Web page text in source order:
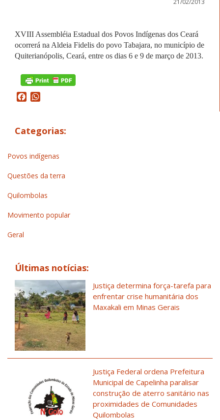
XVIII Assembléia Estadual dos Povos Indígenas dos Ceará
ocorrerá na Aldeia Fidelis do povo Tabajara, no município de
Quiterianópolis, Ceará, entre os dias 6 e 9 de março de 2013.
Facebook
Categorias:
Povos indígenas
Questões da terra
Quilombolas
Movimento popular
Geral
Últimas notícias:
Justiça determina força-tarefa para
enfrentar crise humanitária dos
Maxakali em Minas Gerais
Justiça Federal ordena Prefeitura
Municipal de Capelinha paralisar
construção de aterro sanitário nas
proximidades de Comunidades
Quilombolas